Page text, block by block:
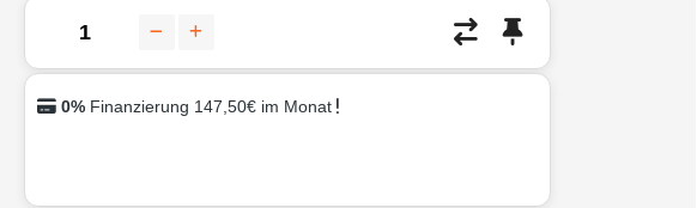
0%Finanzierung 147,50€ im Monat